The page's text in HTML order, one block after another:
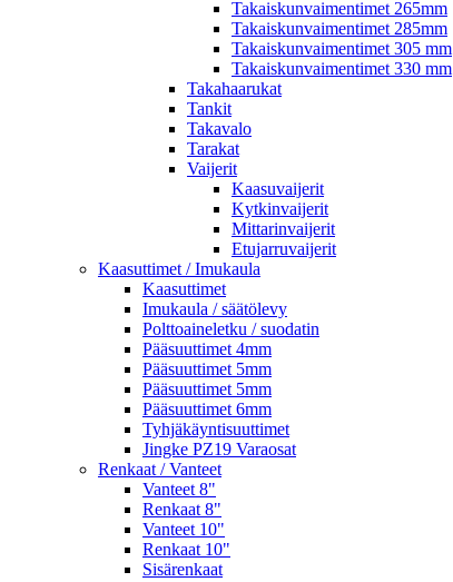
Takaiskunvaimentimet 265mm
Takaiskunvaimentimet 285mm
Takaiskunvaimentimet 305 mm
Takaiskunvaimentimet 330 mm
Takahaarukat
Tankit
Takavalo
Tarakat
Vaijerit
Kaasuvaijerit
Kytkinvaijerit
Mittarinvaijerit
Etujarruvaijerit
Kaasuttimet / Imukaula
Kaasuttimet
Imukaula / säätölevy
Polttoaineletku / suodatin
Pääsuuttimet 4mm
Pääsuuttimet 5mm
Pääsuuttimet 5mm
Pääsuuttimet 6mm
Tyhjäkäyntisuuttimet
Jingke PZ19 Varaosat
Renkaat / Vanteet
Vanteet 8"
Renkaat 8"
Vanteet 10"
Renkaat 10"
Sisärenkaat